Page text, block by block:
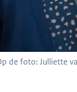
de foto: Julliette